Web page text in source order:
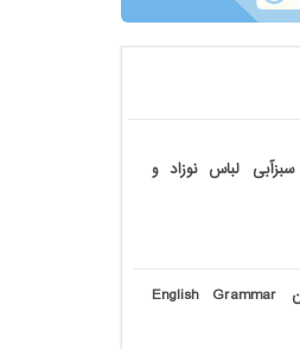
لباس نوزاد و
معرفی اپلیکیشن English Grammar